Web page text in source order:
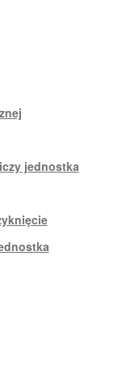
jednostka